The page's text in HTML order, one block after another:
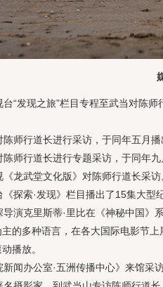
发现之旅”栏目专程至武当对陈师
行道长进行采访，于同年五月播
行道长进行专题采访，于同年九
武堂文化版》对陈师行道长采访
索·发现》栏目播出了15集大型
克里斯蒂·里比在《神秘中国》
的多种语言，在各大国际电影节
播放。
办公室·五洲传播中心》来馆采访